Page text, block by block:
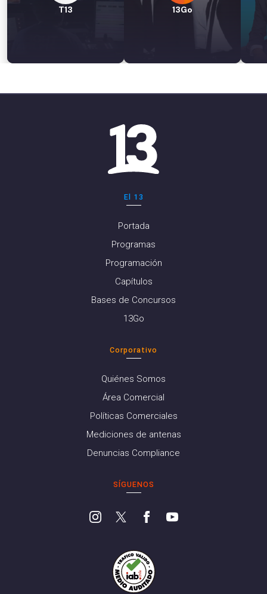
T13 13Go
El 13
Portada
Programas
Programación
Capítulos
Bases de Concursos
13Go
Corporativo
Quiénes Somos
Área Comercial
Políticas Comerciales
Mediciones de antenas
Denuncias Compliance
SÍGUENOS